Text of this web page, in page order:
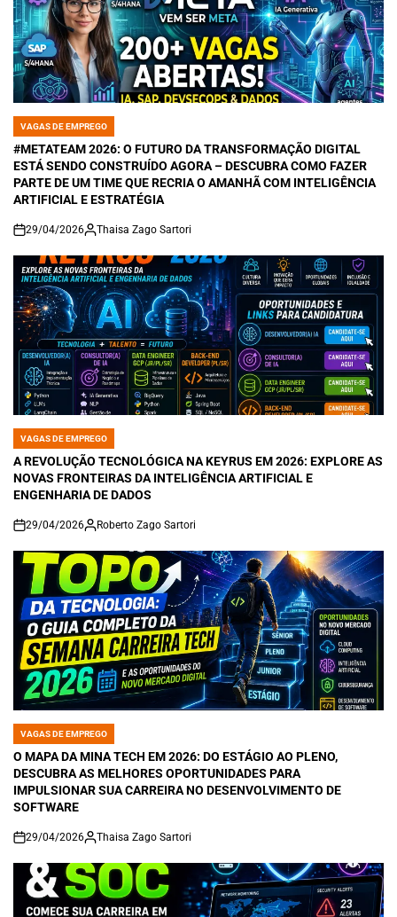
POSTED
IN
VAGAS DE EMPREGO
#METATEAM 2026: O FUTURO DA TRANSFORMAÇÃO DIGITAL
ESTÁ SENDO CONSTRUÍDO AGORA – DESCUBRA COMO FAZER
PARTE DE UM TIME QUE RECRIA O AMANHÃ COM INTELIGÊNCIA
ARTIFICIAL E ESTRATÉGIA
on
29/04/2026 Thaisa Zago Sartori
POSTED
IN
VAGAS DE EMPREGO
A REVOLUÇÃO TECNOLÓGICA NA KEYRUS EM 2026: EXPLORE AS
NOVAS FRONTEIRAS DA INTELIGÊNCIA ARTIFICIAL E
ENGENHARIA DE DADOS
on
29/04/2026 Roberto Zago Sartori
POSTED
IN
VAGAS DE EMPREGO
O MAPA DA MINA TECH EM 2026: DO ESTÁGIO AO PLENO,
DESCUBRA AS MELHORES OPORTUNIDADES PARA
IMPULSIONAR SUA CARREIRA NO DESENVOLVIMENTO DE
SOFTWARE
on
29/04/2026 Thaisa Zago Sartori